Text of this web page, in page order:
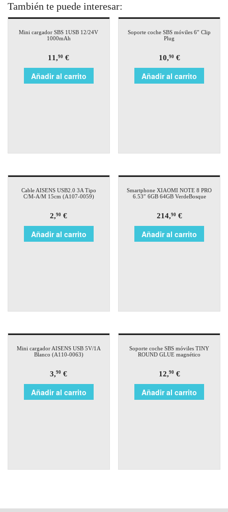
También te puede interesar:
Mini cargador SBS 1USB 12/24V
1000mAh
11,90 €
Añadir al carrito
Soporte coche SBS móviles 6″ Clip
Plug
10,90€
Añadir al carrito
Cable AISENS USB2.0 3A Tipo
C/M-A/M 15cm (A107-0059)
2,90 €
Añadir al carrito
Smartphone XIAOMI NOTE 8 PRO
6.53″ 6GB 64GB VerdeBosque
214,90€
Añadir al carrito
Mini cargador AISENS USB 5V/1A
Blanco (A110-0063)
3,90 €
Añadir al carrito
Soporte coche SBS móviles TINY
ROUND GLUE magnético
12,90€
Añadir al carrito